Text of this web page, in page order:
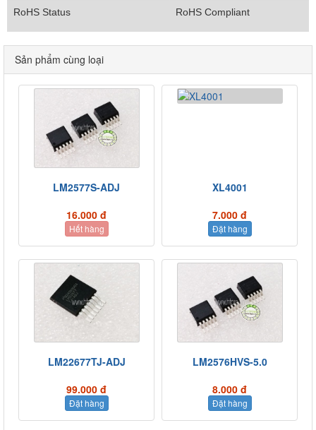
RoHS Status RoHS Compliant
Sản phẩm cùng loại
LM2577S-ADJ
16.000 đ
Hết hàng
XL4001
7.000 đ
Đặt hàng
LM22677TJ-ADJ
99.000 đ
Đặt hàng
LM2576HVS-5.0
8.000 đ
Đặt hàng